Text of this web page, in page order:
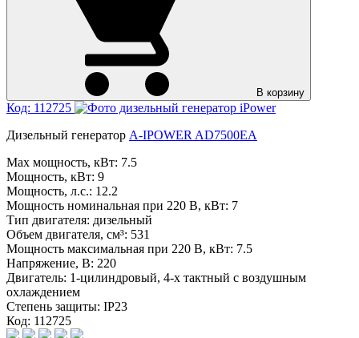
В корзину
Код: 112725
Дизельный генератор A-IPOWER AD7500EA
Max мощность, кВт: 7.5
Мощность, кВт: 9
Мощность, л.с.: 12.2
Мощность номинальная при 220 В, кВт: 7
Тип двигателя: дизельный
Объем двигателя, см³: 531
Мощность максимальная при 220 В, кВт: 7.5
Напряжение, В: 220
Двигатель: 1-цилиндровый, 4-х тактный с воздушным
охлаждением
Степень защиты: IP23
Код: 112725